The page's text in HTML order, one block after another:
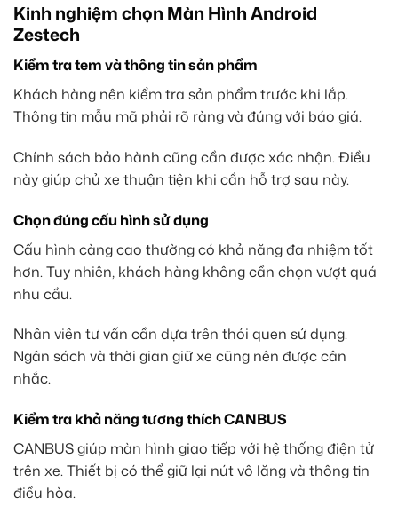
Kinh nghiệm chọn Màn Hình Android
Zestech
Kiểm tra tem và thông tin sản phẩm
Khách hàng nên kiểm tra sản phẩm trước khi lắp.
Thông tin mẫu mã phải rõ ràng và đúng với báo giá.
Chính sách bảo hành cũng cần được xác nhận. Điều
này giúp chủ xe thuận tiện khi cần hỗ trợ sau này.
Chọn đúng cấu hình sử dụng
Cấu hình càng cao thường có khả năng đa nhiệm tốt
hơn. Tuy nhiên, khách hàng không cần chọn vượt quá
nhu cầu.
Nhân viên tư vấn cần dựa trên thói quen sử dụng.
Ngân sách và thời gian giữ xe cũng nên được cân
nhắc.
Kiểm tra khả năng tương thích CANBUS
CANBUS giúp màn hình giao tiếp với hệ thống điện tử
trên xe. Thiết bị có thể giữ lại nút vô lăng và thông tin
điều hòa.